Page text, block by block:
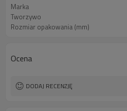
Marka
Tworzywo
Rozmiar opakowania (mm)
Ocena
DODAJ RECENZJĘ